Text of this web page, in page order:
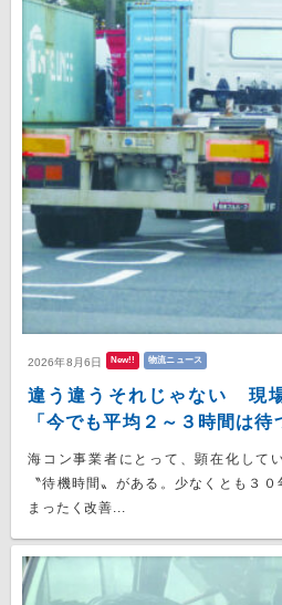
2026年8月6日 New!! 物流ニュース
違う違うそれじゃない 現
「今でも平均２～３時間は待
海コン事業者にとって、顕在化して
〝待機時間〟がある。少なくとも３
まったく改善...